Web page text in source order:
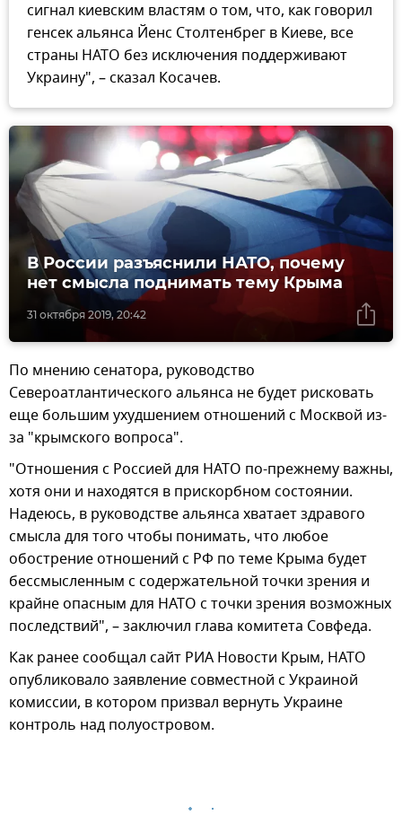
сигнал киевским властям о том, что, как говорил
генсек альянса Йенс Столтенбрег в Киеве, все
страны НАТО без исключения поддерживают
Украину", – сказал Косачев.
31 октября 2019, 20:42
В России разъяснили НАТО, почему
нет смысла поднимать тему Крыма
По мнению сенатора, руководство
Североатлантического альянса не будет рисковать
еще большим ухудшением отношений с Москвой из-
за "крымского вопроса".
"Отношения с Россией для НАТО по-прежнему важны,
хотя они и находятся в прискорбном состоянии.
Надеюсь, в руководстве альянса хватает здравого
смысла для того чтобы понимать, что любое
обострение отношений с РФ по теме Крыма будет
бессмысленным с содержательной точки зрения и
крайне опасным для НАТО с точки зрения возможных
последствий", – заключил глава комитета Совфеда.
Как ранее сообщал сайт РИА Новости Крым, НАТО
опубликовало заявление совместной с Украиной
комиссии, в котором призвал вернуть Украине
контроль над полуостровом.